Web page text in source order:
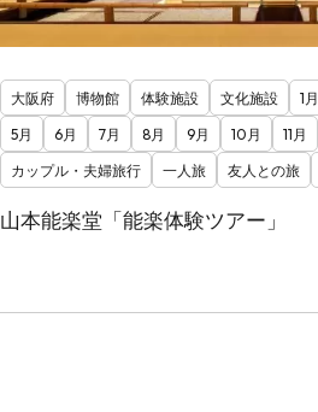
大阪府 博物館 体験施設 文化施設 1月
5月
6月 7月 8月 9月 10月 11月
カップル・夫婦旅行
一人旅 友人との旅
山本能楽堂「能楽体験ツアー」